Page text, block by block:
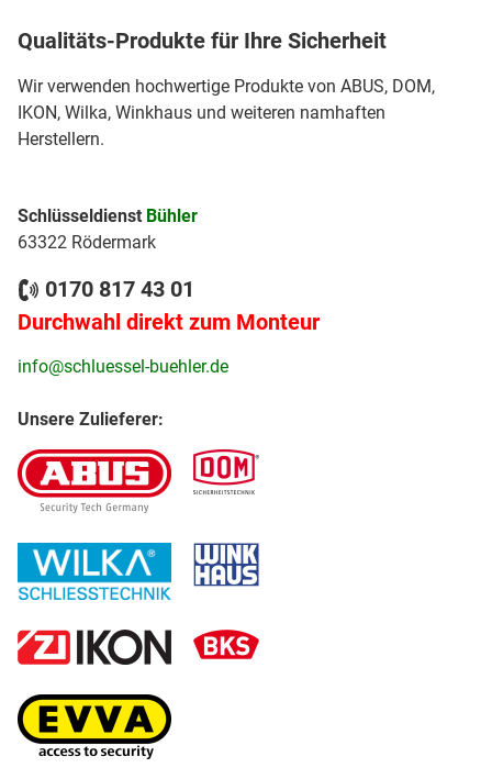
Qualitäts-Produkte für Ihre Sicherheit
Wir verwenden hochwertige Produkte von ABUS, DOM,
IKON, Wilka, Winkhaus und weiteren namhaften
Herstellern.
Schlüsseldienst Bühler
63322 Rödermark
0170 817 43 01
Durchwahl direkt zum Monteur
info@schluessel-buehler.de
Unsere Zulieferer: